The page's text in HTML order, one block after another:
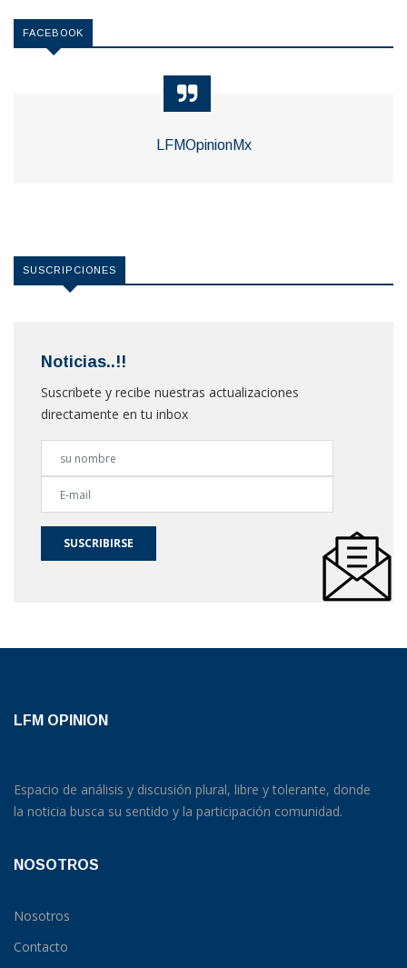
FACEBOOK
LFMOpinionMx
SUSCRIPCIONES
Noticias..!!
Suscribete y recibe nuestras actualizaciones
directamente en tu inbox
SUSCRIBIRSE
LFM OPINION
Espacio de análisis y discusión plural, libre y tolerante, donde
la noticia busca su sentido y la participación comunidad.
NOSOTROS
Nosotros
Contacto